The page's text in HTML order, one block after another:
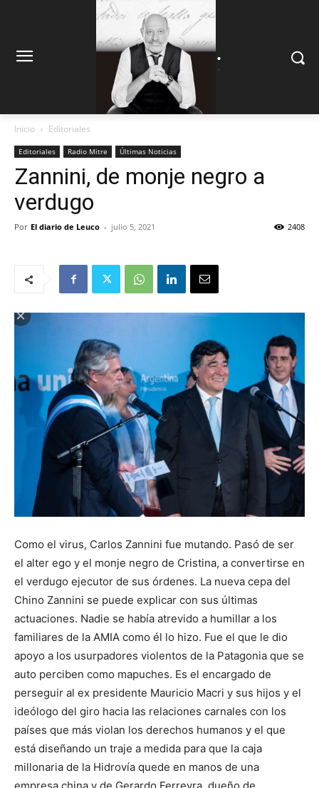
.
Inicio Editoriales
Editoriales Radio Mitre Últimas Noticias
Zannini, de monje negro a
verdugo
Por El diario de Leuco - julio 5, 2021 2408
Como el virus, Carlos Zannini fue mutando. Pasó de ser
el alter ego y el monje negro de Cristina, a convertirse en
el verdugo ejecutor de sus órdenes. La nueva cepa del
Chino Zannini se puede explicar con sus últimas
actuaciones. Nadie se había atrevido a humillar a los
familiares de la AMIA como él lo hizo. Fue el que le dio
apoyo a los usurpadores violentos de la Patagonia que se
auto perciben como mapuches. Es el encargado de
perseguir al ex presidente Mauricio Macri y sus hijos y el
ideólogo del giro hacia las relaciones carnales con los
países que más violan los derechos humanos y el que
está diseñando un traje a medida para que la caja
millonaria de la Hidrovía quede en manos de una